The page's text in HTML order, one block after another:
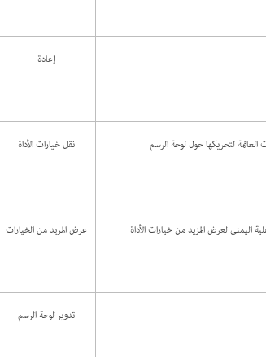
إعادة
العائمة لتحريكها حول لوحة الرسم نقل خيارات الأداة
اليمنى لعرض المزيد من خيارات الأداة عرض المزيد من الخيارات
تدوير لوحة الرسم